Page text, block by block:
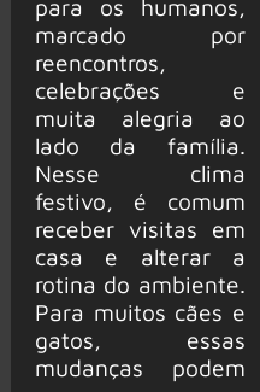
para os humanos,
marcado por
reencontros,
celebrações e
muita alegria ao
lado da família.
Nesse clima
festivo, é comum
receber visitas em
casa e alterar a
rotina do ambiente.
Para muitos cães e
gatos, essas
mudanças podem